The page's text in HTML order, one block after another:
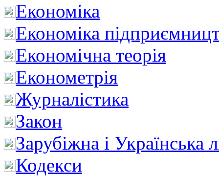
Економіка
Економіка
Економічна теорія
Економетрія
Журналістика
Закон
Зарубіжна і Українська
Кодекси